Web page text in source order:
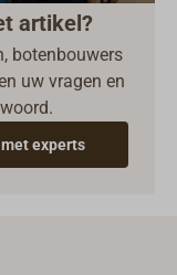
artikel?
botenbouwers
uw vragen en
experts